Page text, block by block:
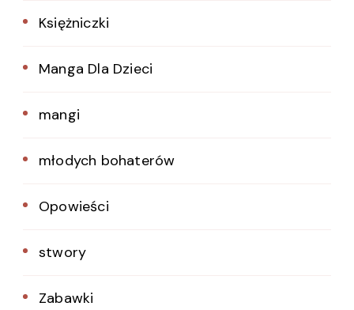
Księżniczki
Manga Dla Dzieci
mangi
młodych bohaterów
Opowieści
stwory
Zabawki